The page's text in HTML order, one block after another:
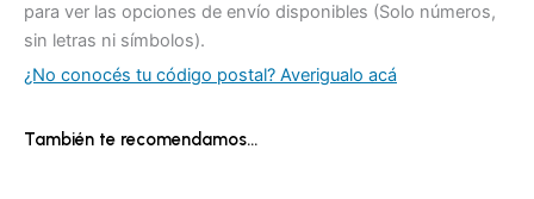
para ver las opciones de envío disponibles (Solo números,
sin letras ni símbolos).
¿No conocés tu código postal? Averigualo acá
También te recomendamos…